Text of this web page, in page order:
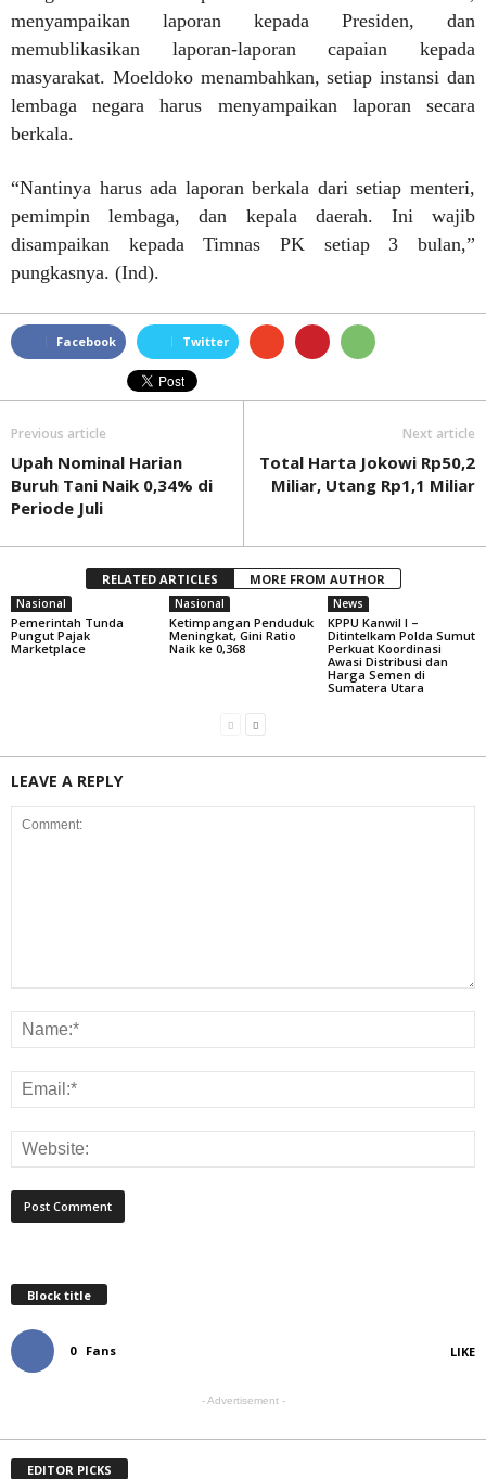
menyampaikan laporan kepada Presiden, dan
memublikasikan laporan-laporan capaian kepada
masyarakat. Moeldoko menambahkan, setiap instansi dan
lembaga negara harus menyampaikan laporan secara
berkala.
“Nantinya harus ada laporan berkala dari setiap menteri,
pemimpin lembaga, dan kepala daerah. Ini wajib
disampaikan kepada Timnas PK setiap 3 bulan,”
pungkasnya. (Ind).
Facebook Twitter
Previous article
Upah Nominal Harian
Buruh Tani Naik 0,34% di
Periode Juli
Next article
Total Harta Jokowi Rp50,2
Miliar, Utang Rp1,1 Miliar
RELATED ARTICLES MORE FROM AUTHOR
Nasional
Pemerintah Tunda
Pungut Pajak
Marketplace
Nasional
Ketimpangan Penduduk
Meningkat, Gini Ratio
Naik ke 0,368
News
KPPU Kanwil I –
Ditintelkam Polda Sumut
Perkuat Koordinasi
Awasi Distribusi dan
Harga Semen di
Sumatera Utara
LEAVE A REPLY
Block title
0 Fans LIKE
- Advertisement -
EDITOR PICKS